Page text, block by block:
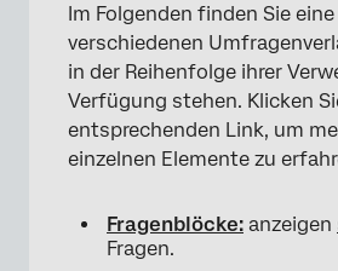
Im Folgenden finden Sie
verschiedenen
in der Reihenfolge ihrer
Verfügung stehen. Klicken
entsprechenden Link, um
einzelnen Elemente zu
Fragenblöcke: anzeigen
Fragen.